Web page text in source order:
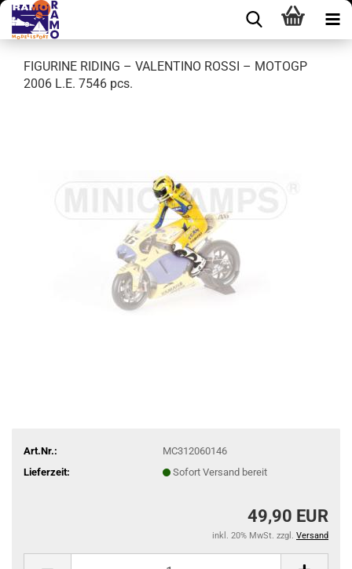
FIGURINE RIDING – VALENTINO ROSSI – MOTOGP
2006 L.E. 7546 pcs.
Art.Nr.:
MC312060146
Lieferzeit:
Sofort Versand bereit
49,90 EUR
inkl. 20% MwSt. zzgl. Versand